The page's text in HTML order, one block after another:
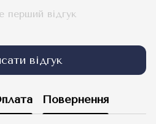
перший відгук
відгук
Повернення